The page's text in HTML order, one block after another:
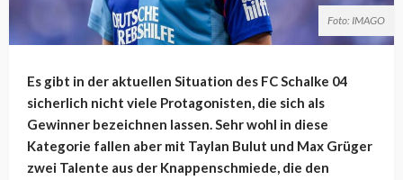
Foto: IMAGO
Es gibt in der aktuellen Situation des FC Schalke 04
sicherlich nicht viele Protagonisten, die sich als
Gewinner bezeichnen lassen. Sehr wohl in diese
Kategorie fallen aber mit Taylan Bulut und Max Grüger
zwei Talente aus der Knappenschmiede, die den